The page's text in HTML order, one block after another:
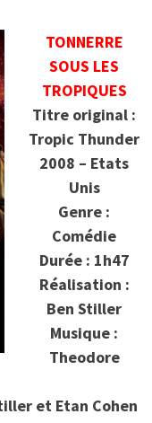
TONNERRE
SOUS LES
TROPIQUES
Titre original :
Tropic Thunder
2008 – Etats
Unis
Genre :
Comédie
Durée : 1h47
Réalisation :
Ben Stiller
Musique :
Theodore
et Etan Cohen